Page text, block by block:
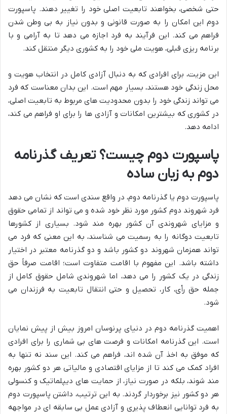
حتی شخصی، بخواهند تابعیت اصلی خود را تغییر دهند. پاسپورت
دوم این امکان را به صورت قانونی و بدون نیاز به بی وطن شدن
فراهم می کند. این فرآیند به فرد اجازه می دهد تا به آرامی و با
برنامه ریزی قبلی، هویت ملی خود را به کشوری دیگر منتقل کند.
این مزیت، برای افرادی که به دنبال آزادی کامل در انتخاب هویت و
محل زندگی خود هستند، بسیار مهم است. این بدان معناست که فرد
می تواند زندگی خود را بدون محدودیت های مربوط به تابعیت اصلی،
در کشوری که بیشترین امکانات و آزادی ها را برای او فراهم می کند،
ادامه دهد.
پاسپورت دوم چیست؟ تعریف گذرنامه
دوم به زبان ساده
پاسپورت دوم یا گذرنامه دوم، در واقع سندی است که نشان می دهد
فرد شهروند دوم کشور مورد نظر خود شده و می تواند از تمامی حقوق
و مزایای شهروندی آن کشور بهره مند شود. بسیاری از کشورها
تابعیت دوگانه را به رسمیت می شناسند، به این معنی که فرد می
تواند همزمان شهروند دو کشور باشد و دو گذرنامه معتبر در اختیار
داشته باشد. این مفهوم با اقامت متفاوت است؛ اقامت صرفاً حق
زندگی در یک کشور را می دهد، اما شهروندی شامل حقوق کامل از
جمله حق رأی، کار، تحصیل و حتی انتقال تابعیت به فرزندان می
شود.
اهمیت گذرنامه دوم در دنیای پرنوسان امروز بیش از پیش نمایان
است. این گذرنامه امکانات و فرصت های بی شماری را برای افرادی
که موفق به اخذ آن شده اند، فراهم می کند. این سند نه تنها به
افراد کمک می کند تا از مزایای اقتصادی و مالیاتی هر دو کشور بهره
مند شوند، بلکه در صورت نیاز، از حمایت های دیپلماتیک و کنسولی
هر دو کشور نیز برخوردار گردند. به این ترتیب، داشتن پاسپورت دوم
به فرد توانایی انعطاف پذیری و آزادی عمل بی سابقه ای در مواجهه